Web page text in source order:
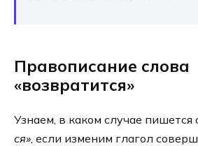
Правописание слова
«возвратится»
Узнаем, в каком слу­чае пишет­ся
ся» , если изме­ним гла­гол